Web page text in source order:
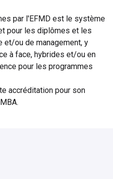
par l'EFMD est le système
pour les diplômes et les
et/ou de management, y
à face, hybrides et/ou en
pour les programmes
accréditation pour son